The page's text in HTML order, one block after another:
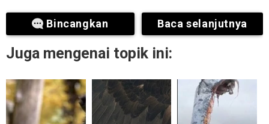
Bincangkan Baca selanjutnya
Juga mengenai topik ini: